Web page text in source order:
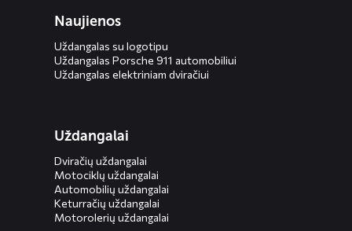
Naujienos
Uždangalas su logotipu
Uždangalas Porsche 911 automobiliui
Uždangalas elektriniam dviračiui
Uždangalai
Dviračių uždangalai
Motociklų uždangalai
Automobilių uždangalai
Keturračių uždangalai
Motorolerių uždangalai